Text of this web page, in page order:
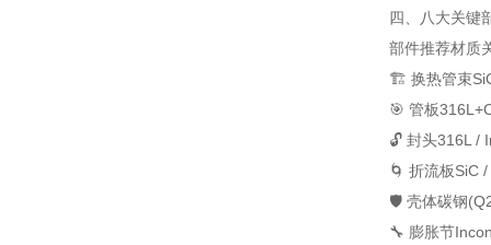
四、八大关键
部件推荐材质
🏗️ 换热管束
🎯 管板
🔓 封头316L /
🌀 折流板SiC
🛡️ 壳体碳钢
🔧 膨胀节